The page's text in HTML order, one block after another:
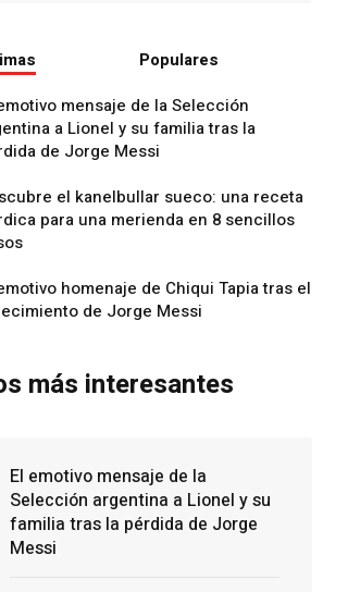
Populares
mensaje de la Selección
a Lionel y su familia tras la
de Jorge Messi
el kanelbullar sueco: una receta
para una merienda en 8 sencillos
homenaje de Chiqui Tapia tras el
de Jorge Messi
más interesantes
El emotivo mensaje de la
Selección argentina a Lionel y su
familia tras la pérdida de Jorge
Messi